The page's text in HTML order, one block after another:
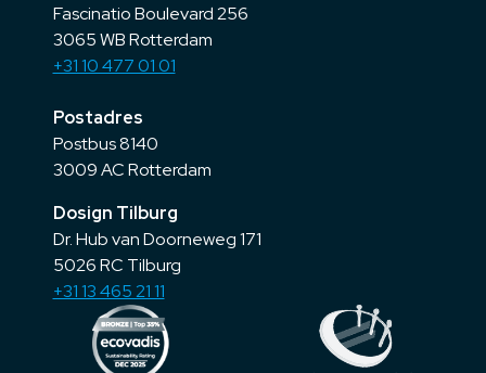
Fascinatio Boulevard 256
3065 WB Rotterdam
+31 10 477 01 01
Postadres
Postbus 8140
3009 AC Rotterdam
Dosign Tilburg
Dr. Hub van Doorneweg 171
5026 RC Tilburg
+31 13 465 21 11